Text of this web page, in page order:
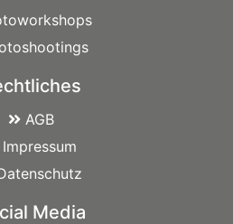
AGB
Impressum
Media